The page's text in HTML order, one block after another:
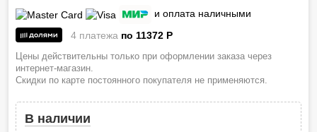
и оплата наличными
4 платежа по 11372 P
Цены действительны только при оформлении заказа через
интернет-магазин.
Скидки по карте постоянного покупателя не применяются.
В наличии